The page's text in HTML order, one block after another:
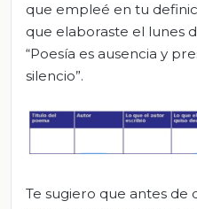
que empleé en tu
que elaboraste el lunes
“Poesía es ausencia y
silencio”.
Te sugiero que antes